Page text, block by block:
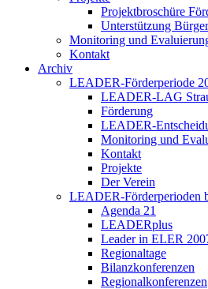
Projektbroschüre
Unterstützung
Monitoring und
Kontakt
Archiv
LEADER-Förderperiode
LEADER-LAG
Förderung
LEADER-
Monitoring und
Kontakt
Projekte
Der Verein
LEADER-Förderperioden
Agenda 21
LEADERplus
Leader in ELER
Regionaltage
Bilanzkonferenzen
Regionalkonferenzen